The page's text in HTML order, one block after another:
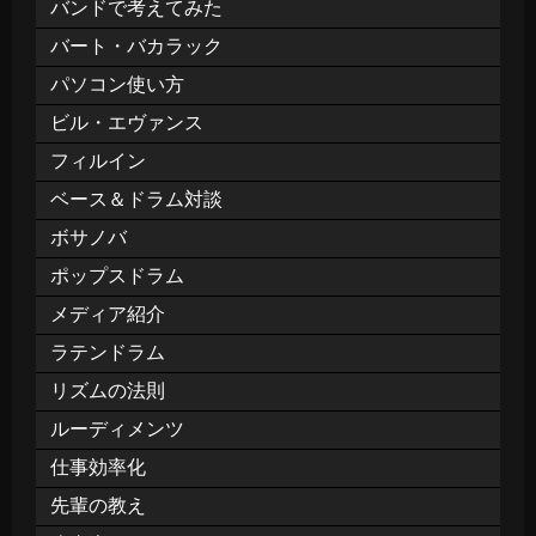
バンドで考えてみた
バート・バカラック
パソコン使い方
ビル・エヴァンス
フィルイン
ベース＆ドラム対談
ボサノバ
ポップスドラム
メディア紹介
ラテンドラム
リズムの法則
ルーディメンツ
仕事効率化
先輩の教え